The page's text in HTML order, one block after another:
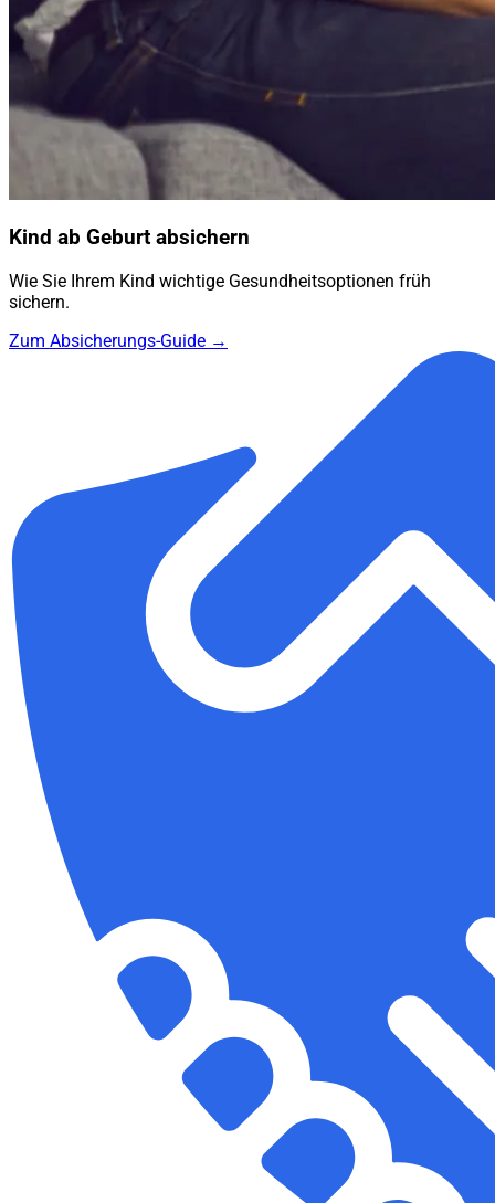
Kind ab Geburt absichern
Wie Sie Ihrem Kind wichtige Gesundheitsoptionen früh
sichern.
Zum Absicherungs-Guide →